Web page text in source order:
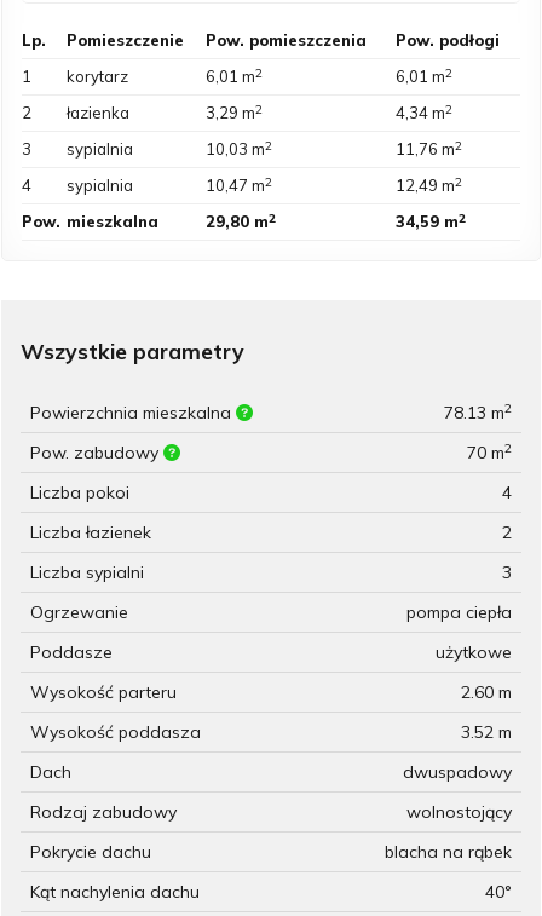
Lp. Pomieszczenie Pow. pomieszczenia
Pow. podłogi
1
korytarz 6,01 m2 6,01 m2
2 łazienka 3,29 m2 4,34 m2
3 sypialnia 10,03 m2 11,76 m2
4 sypialnia 10,47 m2 12,49 m2
Pow. mieszkalna 29,80 m2 34,59 m2
Wszystkie parametry
Powierzchnia mieszkalna 78.13 m2
Pow. zabudowy 70 m2
Liczba pokoi
4
Liczba łazienek
2
Liczba sypialni
3
Ogrzewanie
pompa ciepła
Poddasze
użytkowe
Wysokość parteru
2.60 m
Wysokość poddasza
3.52 m
Dach
dwuspadowy
Rodzaj zabudowy
wolnostojący
Pokrycie dachu
blacha na rąbek
Kąt nachylenia dachu
40°